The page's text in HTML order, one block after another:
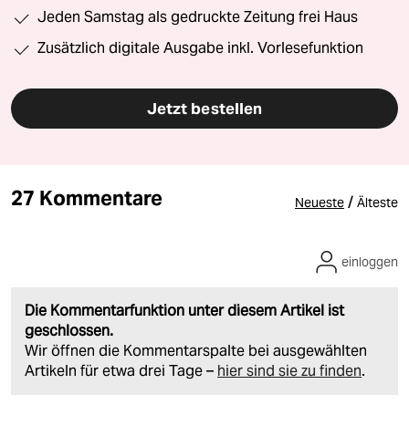
Jeden Samstag als gedruckte Zeitung frei Haus
Zusätzlich digitale Ausgabe inkl. Vorlesefunktion
Jetzt bestellen
27 Kommentare Neueste / Älteste
Die Kommentarfunktion unter diesem Artikel ist
geschlossen.
Wir öffnen die Kommentarspalte bei ausgewählten
Artikeln für etwa drei Tage – hier sind sie zu finden.
einloggen